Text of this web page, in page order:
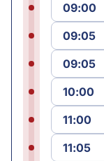
09:00
09:05
09:05
10:00
11:00
11:05